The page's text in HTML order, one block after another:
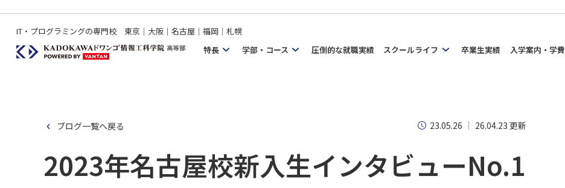
IT・プログラミングの専門校 東京｜大阪｜名古屋｜福岡｜札幌
特長
学部・コース 圧倒的な就職実績 スクールライフ 卒業生実績 入学案内・学費
ブログ一覧へ戻る 23.05.26 26.04.23 更新
2023年名古屋校新入生インタビューNo.1